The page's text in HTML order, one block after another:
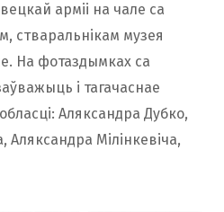
арміі на чале са
стваральнікам музея
На фотаздымках са
і тагачаснае
Аляксандра Дубко,
Мілінкевіча,